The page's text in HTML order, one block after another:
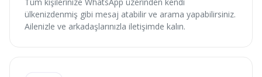
ülkenizdenmiş gibi mesaj atabilir ve arama yapabilirsiniz.
Ailenizle ve arkadaşlarınızla iletişimde kalın.